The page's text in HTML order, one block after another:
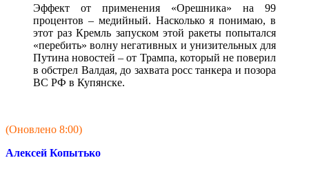
Эффект от применения «Орешника» на 99
процентов – медийный. Насколько я понимаю, в
этот раз Кремль запуском этой ракеты попытался
«перебить» волну негативных и унизительных для
Путина новостей – от Трампа, который не поверил
в обстрел Валдая, до захвата росс танкера и позора
ВС РФ в Купянске.
(Оновлено 8:00)
Алексей Копытько